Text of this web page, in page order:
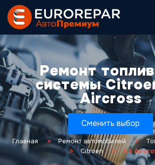
Ремонт
системы
Aircross
Сменить выбор
Главная Ремонт автомобилей
Citroen
C5